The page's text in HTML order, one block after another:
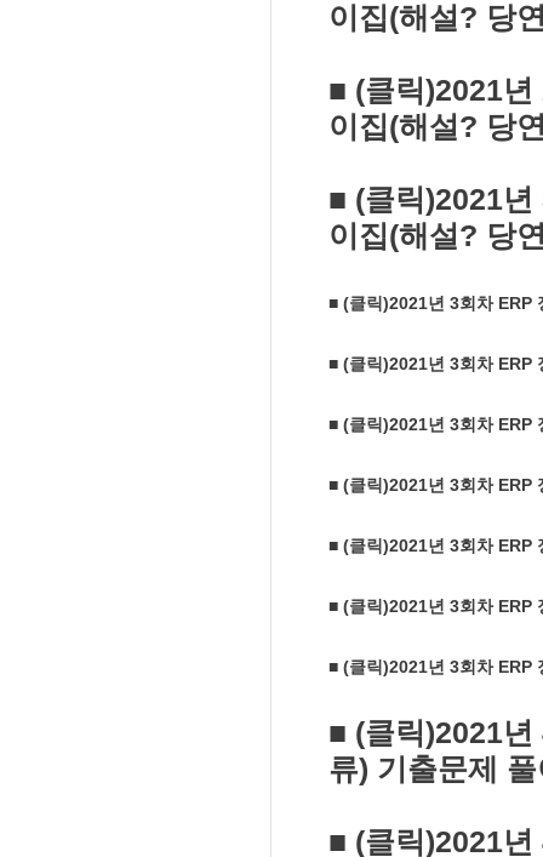
이집(해설? 당
■ (클릭)2021
이집(해설? 당
■ (클릭)2021
이집(해설? 당
■ (클릭)2021년 3회차 ERP
■ (클릭)2021년 3회차 ERP
■ (클릭)2021년 3회차 ERP
■ (클릭)2021년 3회차 ERP
■ (클릭)2021년 3회차 ERP
■ (클릭)2021년 3회차 ERP
■ (클릭)2021년 3회차 ERP
■ (클릭)2021
류) 기출문제
■ (클릭)2021